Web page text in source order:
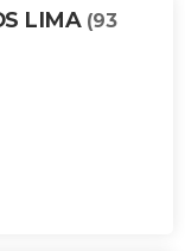
LIMA (93